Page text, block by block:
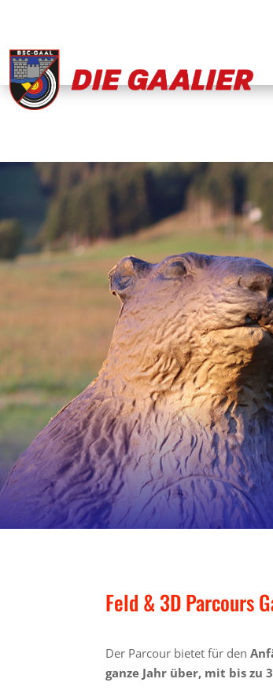
Feld & 3D Parcours
Der Parcour bietet für den
ganze Jahr über, mit bis zu